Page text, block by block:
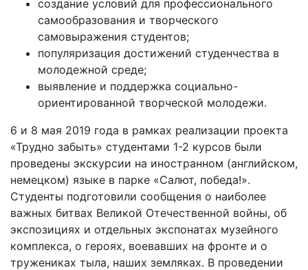
создание условий для профессионального
самообразования и творческого
самовыражения студентов;
популяризация достижений студенчества в
молодежной среде;
выявление и поддержка социально-
ориентированной творческой молодежи.
6 и 8 мая 2019 года в рамках реализации проекта
«Трудно забыть» студентами 1-2 курсов были
проведены экскурсии на иностранном (английском,
немецком) языке в парке «Салют, победа!».
Студенты подготовили сообщения о наиболее
важных битвах Великой Отечественной войны, об
экспозициях и отдельных экспонатах музейного
комплекса, о героях, воевавших на фронте и о
тружениках тыла, наших земляках. В проведении